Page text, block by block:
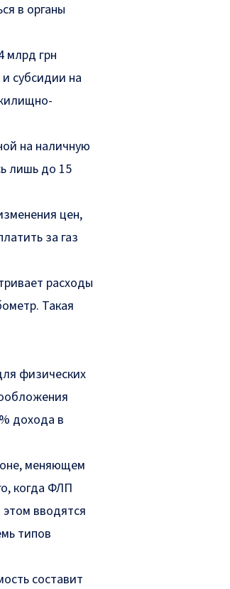
в органы
млрд грн
субсидии на
на наличную
лишь до 15
цен,
за газ
расходы
. Такая
физических
дохода в
меняющем
когда ФЛП
вводятся
типов
составит